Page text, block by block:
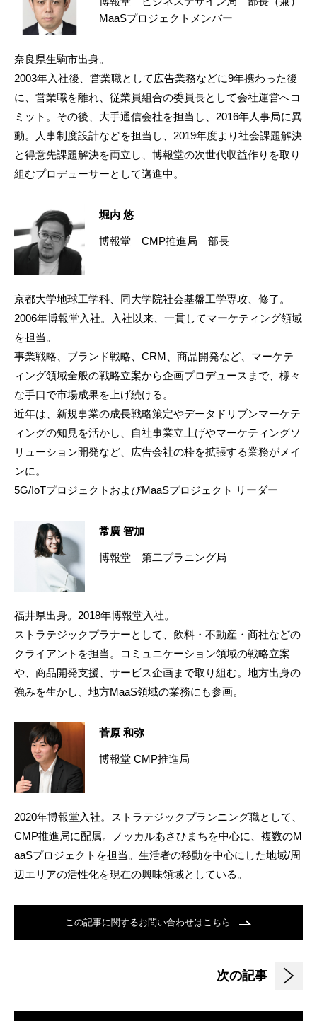
MaaSプロジェクトメンバー
奈良県生駒市出身。
2003年入社後、営業職として広告業務などに9年携わった後
に、営業職を離れ、従業員組合の委員長として会社運営へコ
ミット。その後、大手通信会社を担当し、2016年人事局に異
動。人事制度設計などを担当し、2019年度より社会課題解決
と得意先課題解決を両立し、博報堂の次世代収益作りを取り
組むプロデューサーとして邁進中。
堀内 悠
博報堂 CMP推進局 部長
京都大学地球工学科、同大学院社会基盤工学専攻、修了。
2006年博報堂入社。入社以来、一貫してマーケティング領域
を担当。
事業戦略、ブランド戦略、CRM、商品開発など、マーケテ
ィング領域全般の戦略立案から企画プロデュースまで、様々
な手口で市場成果を上げ続ける。
近年は、新規事業の成長戦略策定やデータドリブンマーケテ
ィングの知見を活かし、自社事業立上げやマーケティングソ
リューション開発など、広告会社の枠を拡張する業務がメイ
ンに。
5G/IoTプロジェクトおよびMaaSプロジェクト リーダー
常廣 智加
博報堂 第二プラニング局
福井県出身。2018年博報堂入社。
ストラテジックプラナーとして、飲料・不動産・商社などの
クライアントを担当。コミュニケーション領域の戦略立案
や、商品開発支援、サービス企画まで取り組む。地方出身の
強みを生かし、地方MaaS領域の業務にも参画。
菅原 和弥
博報堂 CMP推進局
2020年博報堂入社。ストラテジックプランニング職として、
CMP推進局に配属。ノッカルあさひまちを中心に、複数のM
aaSプロジェクトを担当。生活者の移動を中心にした地域/周
辺エリアの活性化を現在の興味領域としている。
この記事に関するお問い合わせはこちら
次の記事